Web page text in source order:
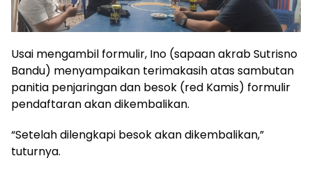
Usai mengambil formulir, Ino (sapaan akrab Sutrisno
Bandu) menyampaikan terimakasih atas sambutan
panitia penjaringan dan besok (red Kamis) formulir
pendaftaran akan dikembalikan.
“Setelah dilengkapi besok akan dikembalikan,”
tuturnya.